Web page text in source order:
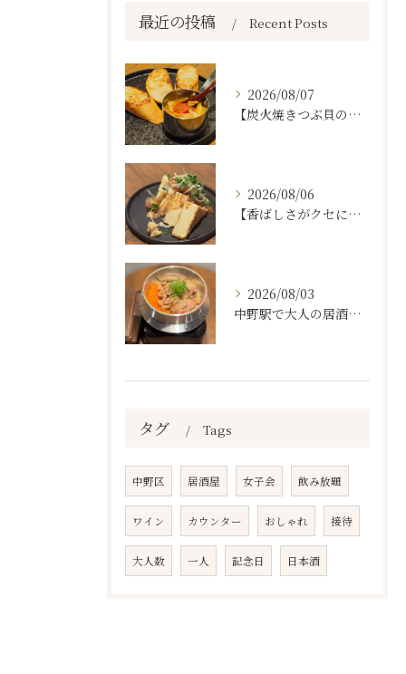
最近の投稿 Recent Posts
2026/08/07
【炭火焼きつぶ貝のスパニッシュアヒージョ🐚🔥】
2026/08/06
【香ばしさがクセになる。
2026/08/03
中野駅で大人の居酒屋をお探しならぜひワラテルへ！
タグ Tags
中野区 居酒屋 女子会 飲み放題
ワイン カウンター おしゃれ 接待
大人数 一人 記念日 日本酒